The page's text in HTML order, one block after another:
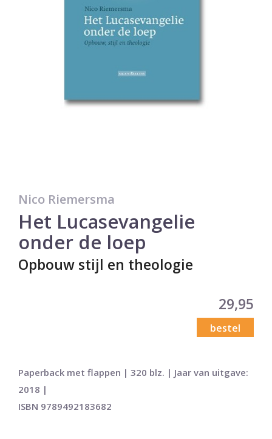
Nico Riemersma
Het Lucasevangelie
onder de loep
Opbouw stijl en theologie
29,95
bestel
Paperback met flappen | 320 blz. | Jaar van uitgave:
2018 |
ISBN 9789492183682